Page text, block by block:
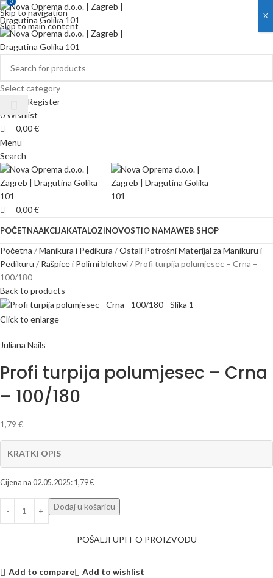
Skip to navigation
Skip to main content
Select category
Login / Register
0 Wishlist
0
0,00€
Menu
Search
0
0,00€
POČETNAAKCIJAKATALOZINOVOSTIO NAMAWEB SHOP
Početna Manikura i Pedikura
Ostali Potrošni Materijal za Manikuru i
Pedikuru
Rašpice i Polirni blokovi
Profi turpija polumjesec – Crna –
100/180
Back to products
Click to enlarge
Juliana Nails
Profi turpija polumjesec – Crna
– 100/180
1,79 €
KRATKI OPIS
Cijena na 02.05.2025: 1,79€
Dodaj u košaricu
POŠALJI UPIT O PROIZVODU
Add to compare
Add to wishlist
X